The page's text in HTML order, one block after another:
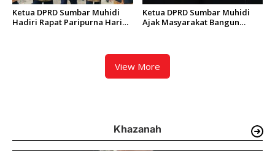
Ketua DPRD Sumbar Muhidi
Hadiri Rapat Paripurna Hari
Ketua DPRD Sumbar Muhidi
Ajak Masyarakat Bangun
View More
Khazanah